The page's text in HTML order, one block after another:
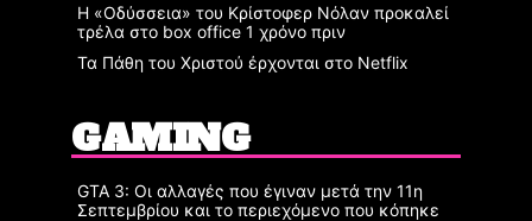
Η «Οδύσσεια» του Κρίστοφερ Νόλαν προκαλεί
τρέλα στο box office 1 χρόνο πριν
Τα Πάθη του Χριστού έρχονται στο Netflix
GAMING
GTA 3: Οι αλλαγές που έγιναν μετά την 11η
Σεπτεμβρίου και το περιεχόμενο που κόπηκε